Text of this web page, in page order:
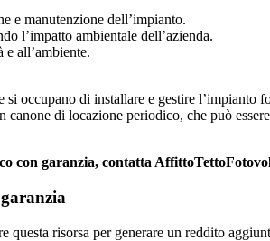
e manutenzione dell’impianto.
l’impatto ambientale dell’azienda.
e all’ambiente.
occupano di installare e gestire l’impianto
di locazione periodico, che può
con garanzia, contatta
questa risorsa per generare un reddito